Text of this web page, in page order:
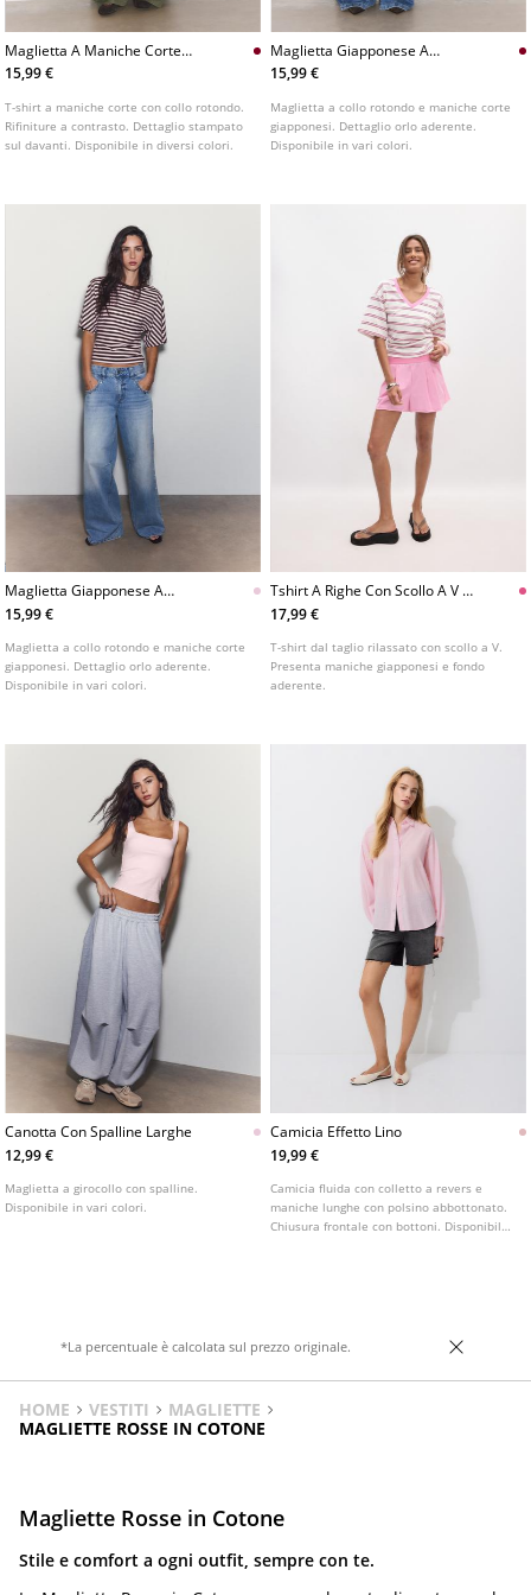
Maglietta A Maniche Corte
Con Stampa
15,99 €
T-shirt a maniche corte con collo rotondo.
Rifiniture a contrasto. Dettaglio stampato
sul davanti. Disponibile in diversi colori.
Maglietta Giapponese A
Maniche Corte
15,99 €
Maglietta a collo rotondo e maniche corte
giapponesi. Dettaglio orlo aderente.
Disponibile in vari colori.
Maglietta Giapponese A
Maniche Corte
15,99 €
Maglietta a collo rotondo e maniche corte
giapponesi. Dettaglio orlo aderente.
Disponibile in vari colori.
Tshirt A Righe Con Scollo A V E
Maniche Giapponesi
17,99 €
T-shirt dal taglio rilassato con scollo a V.
Presenta maniche giapponesi e fondo
aderente.
Canotta Con Spalline Larghe
12,99 €
Maglietta a girocollo con spalline.
Disponibile in vari colori.
Camicia Effetto Lino
19,99 €
Camicia fluida con colletto a revers e
maniche lunghe con polsino abbottonato.
Chiusura frontale con bottoni. Disponibile
*La percentuale è calcolata sul prezzo originale.
HOME VESTITI
MAGLIETTE
MAGLIETTE ROSSE IN COTONE
Magliette Rosse in Cotone
Stile e comfort a ogni outfit, sempre con te.